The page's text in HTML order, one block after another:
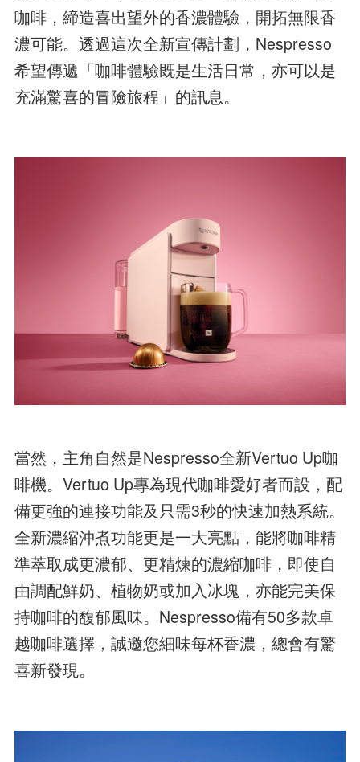
咖啡，締造喜出望外的香濃體驗，開拓無限香
濃可能。透過這次全新宣傳計劃，Nespresso
希望傳遞「咖啡體驗既是生活日常，亦可以是
充滿驚喜的冒險旅程」的訊息。
當然，主角自然是Nespresso全新Vertuo Up咖
啡機。Vertuo Up專為現代咖啡愛好者而設，配
備更強的連接功能及只需3秒的快速加熱系統。
全新濃縮沖煮功能更是一大亮點，能將咖啡精
準萃取成更濃郁、更精煉的濃縮咖啡，即使自
由調配鮮奶、植物奶或加入冰塊，亦能完美保
持咖啡的馥郁風味。Nespresso備有50多款卓
越咖啡選擇，誠邀您細味每杯香濃，總會有驚
喜新發現。